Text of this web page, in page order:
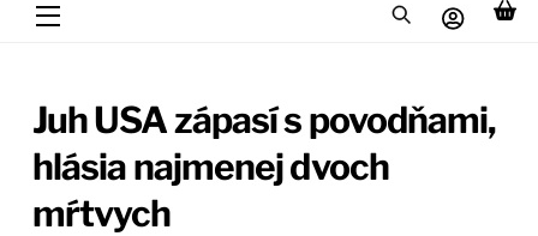
Menu
Juh USA zápasí s povodňami,
hlásia najmenej dvoch
mŕtvych